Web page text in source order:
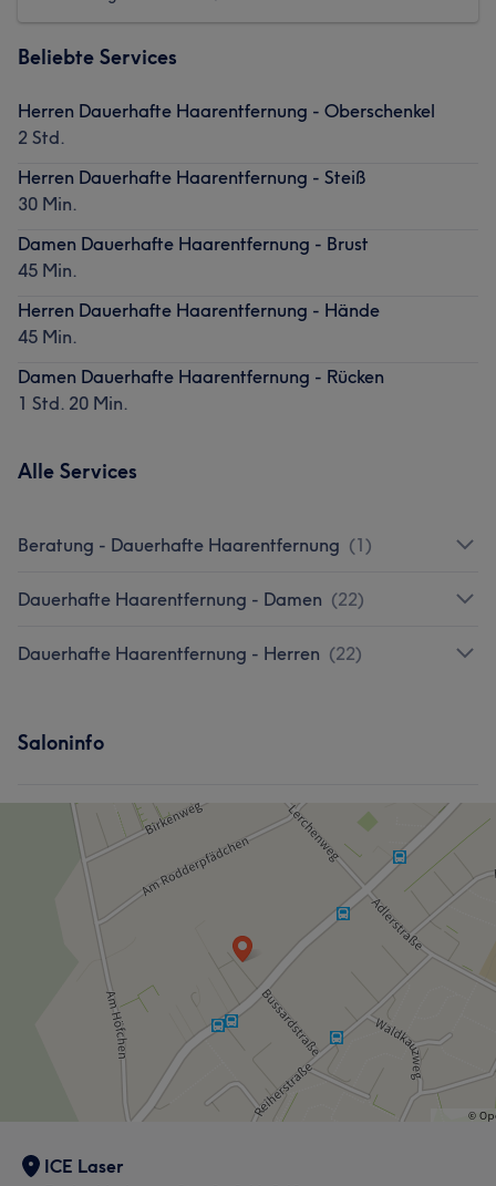
Beliebte Services
Herren Dauerhafte Haarentfernung - Oberschenkel
2 Std.
Herren Dauerhafte Haarentfernung - Steiß
30 Min.
Damen Dauerhafte Haarentfernung - Brust
45 Min.
Herren Dauerhafte Haarentfernung - Hände
45 Min.
Damen Dauerhafte Haarentfernung - Rücken
1 Std. 20 Min.
Alle Services
Beratung - Dauerhafte Haarentfernung (1)
Dauerhafte Haarentfernung - Damen (22)
Dauerhafte Haarentfernung - Herren (22)
Saloninfo
ICE Laser